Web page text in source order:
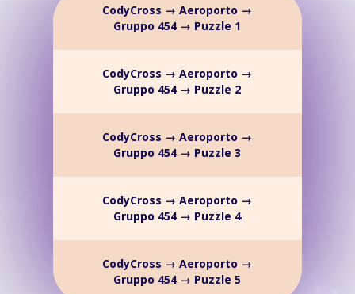
CodyCross → Aeroporto →
Gruppo 454 → Puzzle 1
CodyCross → Aeroporto →
Gruppo 454 → Puzzle 2
CodyCross → Aeroporto →
Gruppo 454 → Puzzle 3
CodyCross → Aeroporto →
Gruppo 454 → Puzzle 4
CodyCross → Aeroporto →
Gruppo 454 → Puzzle 5